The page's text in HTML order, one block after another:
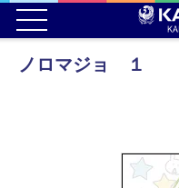
ノロマジョ １